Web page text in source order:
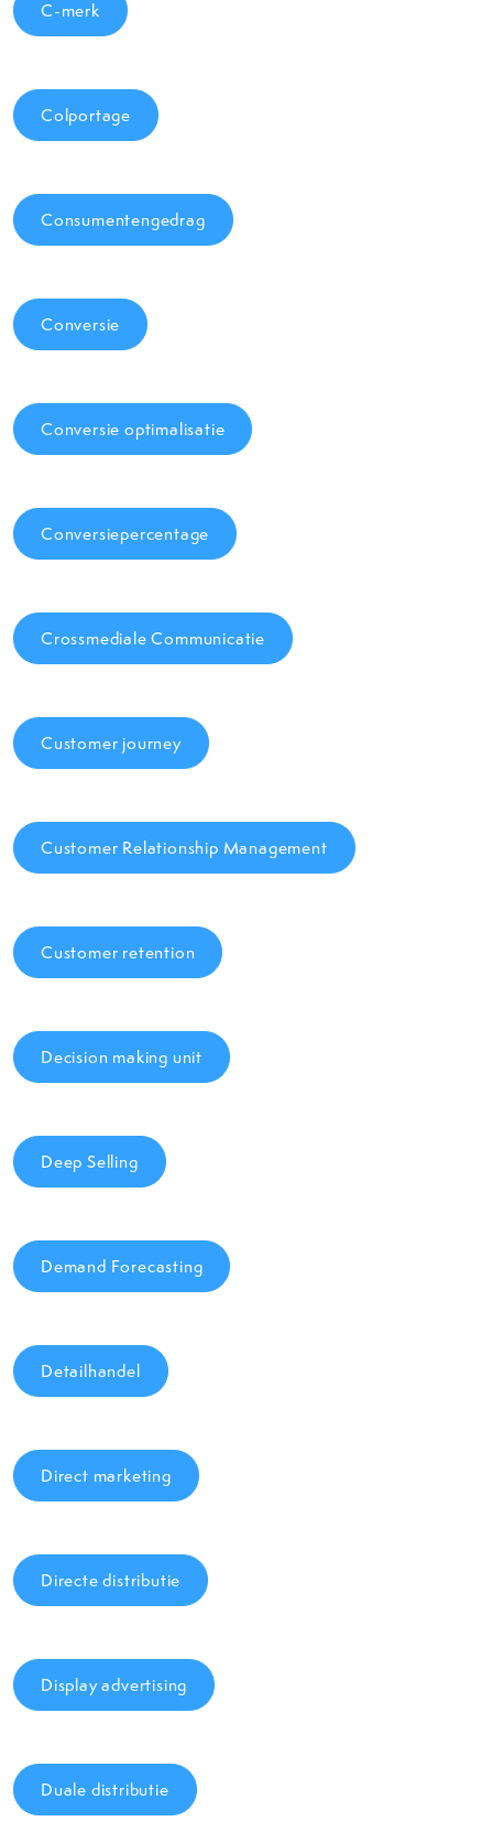
C-merk
Colportage
Consumentengedrag
Conversie
Conversie optimalisatie
Conversiepercentage
Crossmediale Communicatie
Customer journey
Customer Relationship Management
Customer retention
Decision making unit
Deep Selling
Demand Forecasting
Detailhandel
Direct marketing
Directe distributie
Display advertising
Duale distributie